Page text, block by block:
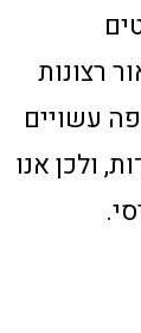
רצונות
עשויים
ולכן אנו